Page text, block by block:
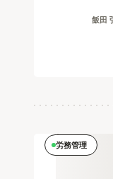
飯田
労務管理